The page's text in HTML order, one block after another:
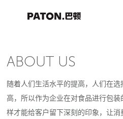
ABOUT US
随着人们生活水平的提高，人们在
高，所以作为企业在对食品进行包
样才能给客户留下深刻的印象，让消